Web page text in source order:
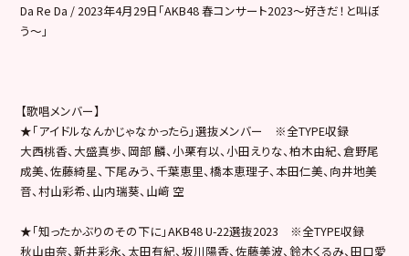
Da Re Da / 2023年4月29日「AKB48 春コンサート2023〜好きだ！と叫ぼ
う〜」
【歌唱メンバー】
★「アイドルなんかじゃなかったら」選抜メンバー ※全TYPE収録
大西桃香、大盛真歩、岡部 麟、小栗有以、小田えりな、柏木由紀、倉野尾
成美、佐藤綺星、下尾みう、千葉恵里、橋本恵理子、本田仁美、向井地美
音、村山彩希、山内瑞葵、山﨑 空
★「知ったかぶりのその下に」AKB48 U-22選抜2023 ※全TYPE収録
秋山由奈、新井彩永、太田有紀、坂川陽香、佐藤美波、鈴木くるみ、田口愛